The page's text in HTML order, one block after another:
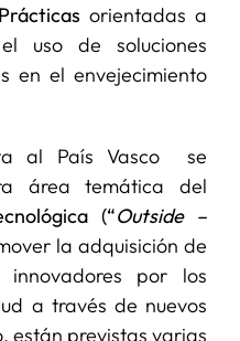
orientadas a
uso de soluciones
en el envejecimiento
al País Vasco se
área temática del
(“Outside –
la adquisición de
innovadores por los
a través de nuevos
están previstas varias